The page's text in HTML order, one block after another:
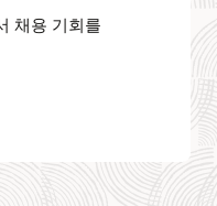
채용 기회를